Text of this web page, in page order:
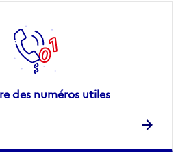
des numéros utiles